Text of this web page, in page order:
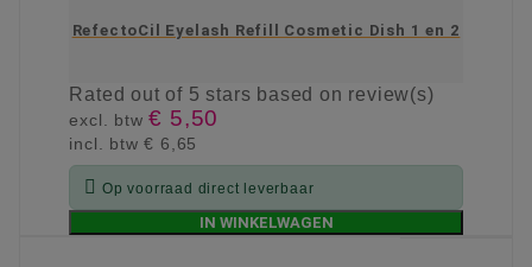
RefectoCil Eyelash Refill Cosmetic Dish 1 en 2
Ratedout of 5 stars based on review(s)
excl. btw€ 5,50
incl. btw€ 6,65
 Op voorraad direct leverbaar
IN WINKELWAGEN